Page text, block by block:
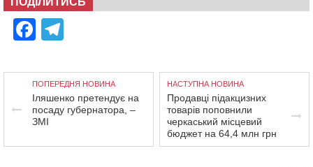
Facebook
ПОПЕРЕДНЯ НОВИНА
Іляшенко претендує на
посаду губернатора, –
ЗМІ
НАСТУПНА НОВИНА
Продавці підакцизних
товарів поповнили
черкаський місцевий
бюджет на 64,4 млн грн